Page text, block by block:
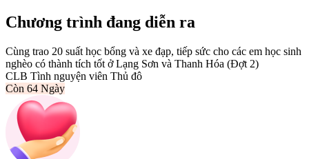
Chương trình đang diễn ra
Cùng trao 20 suất học bổng và xe đạp, tiếp sức cho các em học sinh
nghèo có thành tích tốt ở Lạng Sơn và Thanh Hóa (Đợt 2)
CLB Tình nguyện viên Thủ đô
Còn 64 Ngày